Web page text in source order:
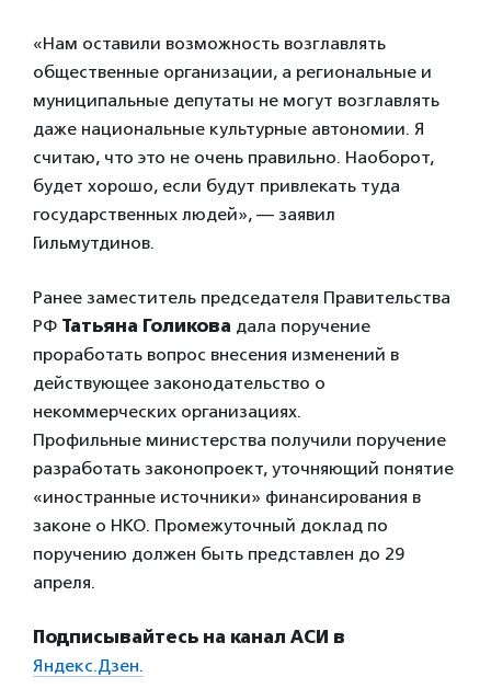
«Нам оставили возможность возглавлять
общественные организации, а региональные и
муниципальные депутаты не могут возглавлять
даже национальные культурные автономии. Я
считаю, что это не очень правильно. Наоборот,
будет хорошо, если будут привлекать туда
государственных людей», — заявил
Гильмутдинов.
Ранее заместитель председателя Правительства
РФ Татьяна Голикова дала поручение
проработать вопрос внесения изменений в
действующее законодательство о
некоммерческих организациях.
Профильные министерства получили поручение
разработать законопроект, уточняющий понятие
«иностранные источники» финансирования в
законе о НКО. Промежуточный доклад по
поручению должен быть представлен до 29
апреля.
Подписывайтесь на канал АСИ в
Яндекс.Дзен.